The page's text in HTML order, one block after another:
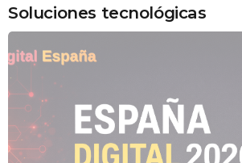
Soluciones tecnológicas